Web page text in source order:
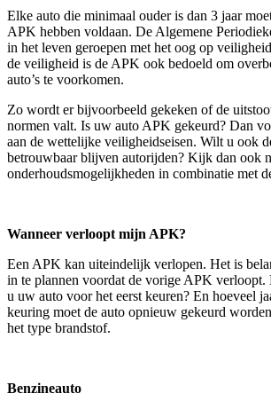
Elke auto die minimaal ouder is dan 3 jaar
APK hebben voldaan. De Algemene
in het leven geroepen met het oog op
de veiligheid is de APK ook bedoeld om
auto’s te voorkomen.
Zo wordt er bijvoorbeeld gekeken of de
normen valt. Is uw auto APK gekeurd? Dan
aan de wettelijke veiligheidseisen. Wilt u ook
betrouwbaar blijven autorijden? Kijk dan ook
onderhoudsmogelijkheden in combinatie met
Wanneer verloopt mijn APK?
Een APK kan uiteindelijk verlopen. Het is
in te plannen voordat de vorige APK verloopt.
u uw auto voor het eerst keuren? En hoeveel
keuring moet de auto opnieuw gekeurd
het type brandstof.
Benzineauto